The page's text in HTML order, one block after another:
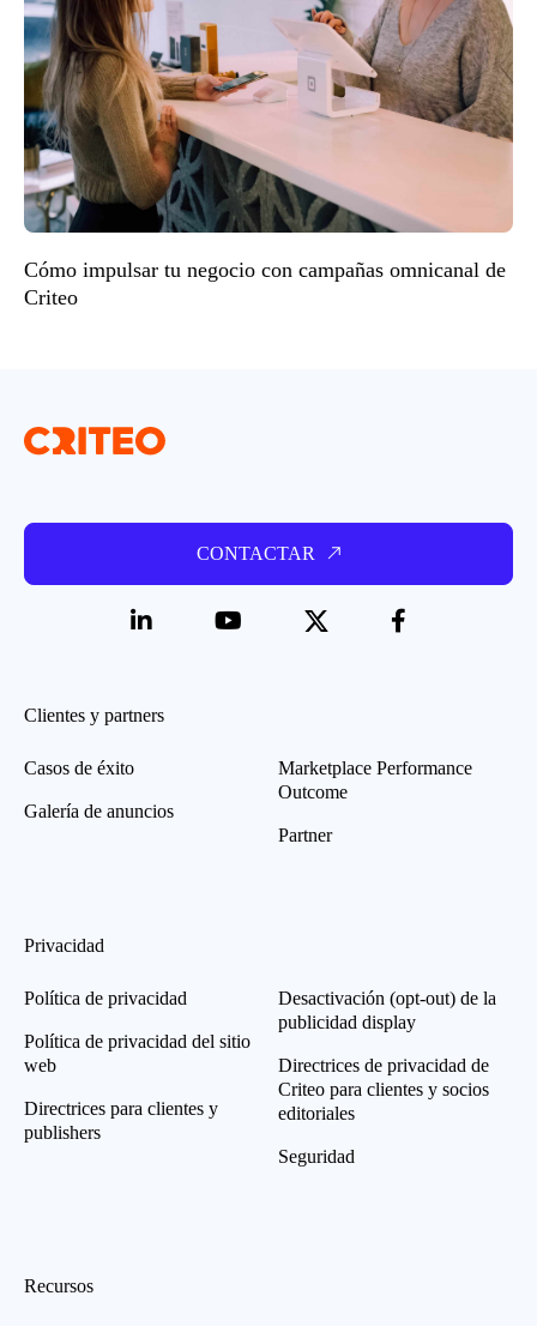
Cómo impulsar tu negocio con campañas omnicanal de
Criteo
CONTACTAR
Clientes y partners
Casos de éxito
Galería de anuncios
Marketplace Performance
Outcome
Partner
Privacidad
Política de privacidad
Política de privacidad del sitio
web
Directrices para clientes y
publishers
Desactivación (opt-out) de la
publicidad display
Directrices de privacidad de
Criteo para clientes y socios
editoriales
Seguridad
Recursos